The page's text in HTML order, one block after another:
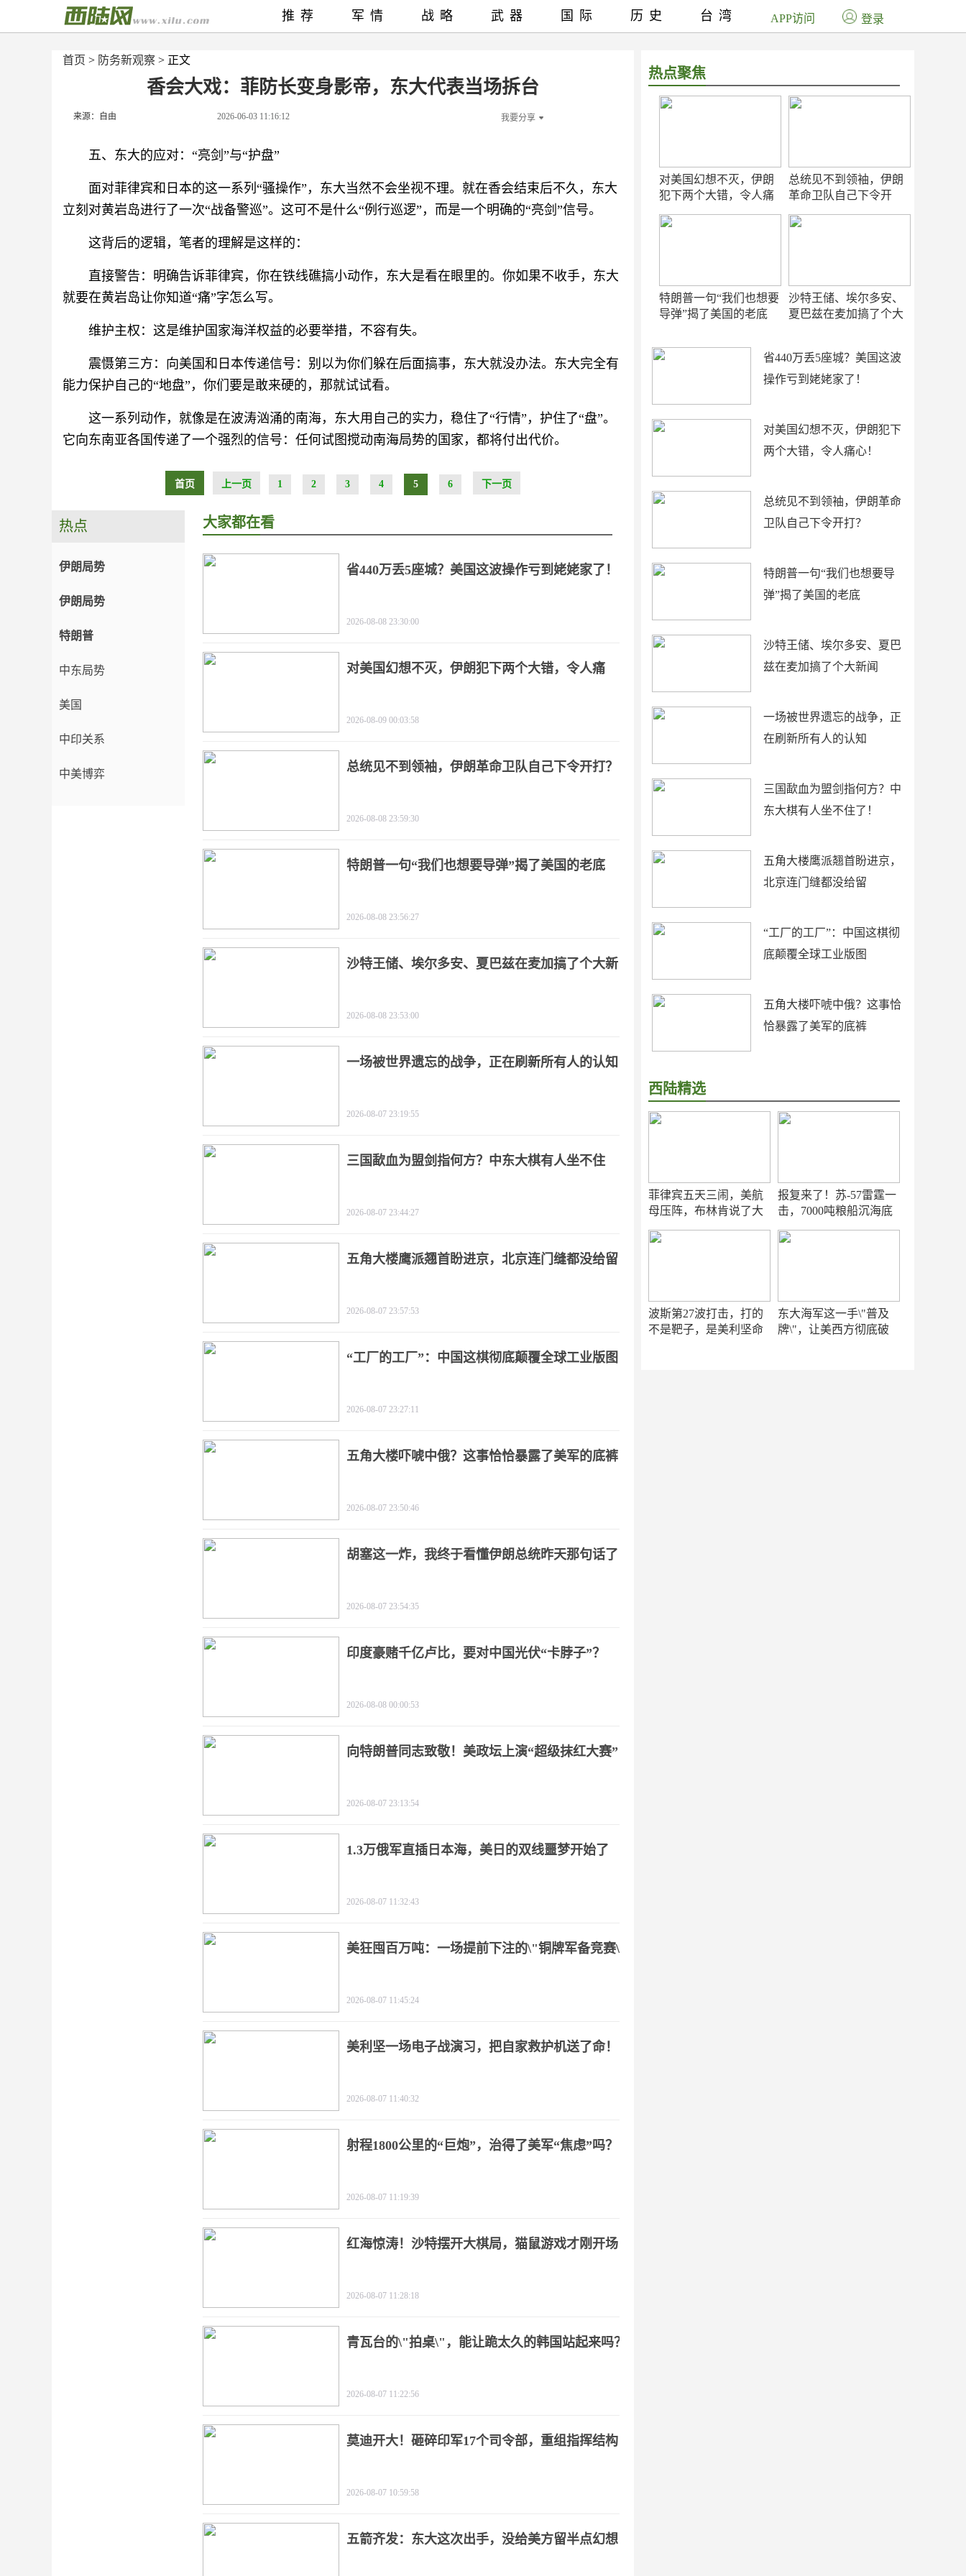
首页 > 防务新观察 > 正文
香会大戏：菲防长变身影帝，东大代表当场拆台
来源：自由 2026-06-03 11:16:12 我要分享
五、东大的应对：“亮剑”与“护盘”
面对菲律宾和日本的这一系列“骚操作”，东大当然不会坐视不理。就在香会结束后不久，东大
立刻对黄岩岛进行了一次“战备警巡”。这可不是什么“例行巡逻”，而是一个明确的“亮剑”信号。
这背后的逻辑，笔者的理解是这样的：
直接警告：明确告诉菲律宾，你在铁线礁搞小动作，东大是看在眼里的。你如果不收手，东大
就要在黄岩岛让你知道“痛”字怎么写。
维护主权：这是维护国家海洋权益的必要举措，不容有失。
震慑第三方：向美国和日本传递信号：别以为你们躲在后面搞事，东大就没办法。东大完全有
能力保护自己的“地盘”，你们要是敢来硬的，那就试试看。
这一系列动作，就像是在波涛汹涌的南海，东大用自己的实力，稳住了“行情”，护住了“盘”。
它向东南亚各国传递了一个强烈的信号：任何试图搅动南海局势的国家，都将付出代价。
首页 上一页 1 2 3 4 5 6 下一页
热点聚焦
对美国幻想不灭，伊朗
犯下两个大错，令人痛
总统见不到领袖，伊朗
革命卫队自己下令开
特朗普一句“我们也想要
导弹”揭了美国的老底
沙特王储、埃尔多安、
夏巴兹在麦加搞了个大
省440万丢5座城？美国这波
操作亏到姥姥家了！
对美国幻想不灭，伊朗犯下
两个大错，令人痛心！
总统见不到领袖，伊朗革命
卫队自己下令开打？
特朗普一句“我们也想要导
弹”揭了美国的老底
沙特王储、埃尔多安、夏巴
兹在麦加搞了个大新闻
一场被世界遗忘的战争，正
在刷新所有人的认知
三国歃血为盟剑指何方？中
东大棋有人坐不住了！
五角大楼鹰派翘首盼进京，
北京连门缝都没给留
“工厂的工厂”：中国这棋彻
底颠覆全球工业版图
五角大楼吓唬中俄？这事恰
恰暴露了美军的底裤
西陆精选
菲律宾五天三闹，美航
母压阵，布林肯说了大
报复来了！苏-57雷霆一
击，7000吨粮船沉海底
波斯第27波打击，打的
不是靶子，是美利坚命
东大海军这一手\"普及
牌\"，让美西方彻底破
推荐 军情 战略 武器 国际 历史 台湾 APP访问 登录
热点
伊朗局势
伊朗局势
特朗普
中东局势
美国
中印关系
中美博弈
大家都在看
省440万丢5座城？美国这波操作亏到姥姥家了！
2026-08-08 23:30:00
对美国幻想不灭，伊朗犯下两个大错，令人痛
2026-08-09 00:03:58
总统见不到领袖，伊朗革命卫队自己下令开打？
2026-08-08 23:59:30
特朗普一句“我们也想要导弹”揭了美国的老底
2026-08-08 23:56:27
沙特王储、埃尔多安、夏巴兹在麦加搞了个大新
2026-08-08 23:53:00
一场被世界遗忘的战争，正在刷新所有人的认知
2026-08-07 23:19:55
三国歃血为盟剑指何方？中东大棋有人坐不住
2026-08-07 23:44:27
五角大楼鹰派翘首盼进京，北京连门缝都没给留
2026-08-07 23:57:53
“工厂的工厂”：中国这棋彻底颠覆全球工业版图
2026-08-07 23:27:11
五角大楼吓唬中俄？这事恰恰暴露了美军的底裤
2026-08-07 23:50:46
胡塞这一炸，我终于看懂伊朗总统昨天那句话了
2026-08-07 23:54:35
印度豪赌千亿卢比，要对中国光伏“卡脖子”？
2026-08-08 00:00:53
向特朗普同志致敬！美政坛上演“超级抹红大赛”
2026-08-07 23:13:54
1.3万俄军直插日本海，美日的双线噩梦开始了
2026-08-07 11:32:43
美狂囤百万吨：一场提前下注的\"铜牌军备竞赛\"
2026-08-07 11:45:24
美利坚一场电子战演习，把自家救护机送了命！
2026-08-07 11:40:32
射程1800公里的“巨炮”，治得了美军“焦虑”吗？
2026-08-07 11:19:39
红海惊涛！沙特摆开大棋局，猫鼠游戏才刚开场
2026-08-07 11:28:18
青瓦台的\"拍桌\"，能让跪太久的韩国站起来吗？
2026-08-07 11:22:56
莫迪开大！砸碎印军17个司令部，重组指挥结构
2026-08-07 10:59:58
五箭齐发：东大这次出手，没给美方留半点幻想